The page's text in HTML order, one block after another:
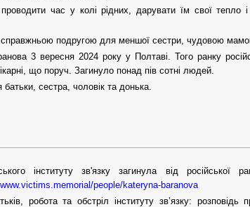
час у колі рідних, дарувати їм свої тепло і
подругою для меншої сестри, чудовою
3 вересня 2024 року у Полтаві. Того ранку
що поруч. Загинуло понад пів сотні людей.
сестра, чоловік та донька.
інституту зв'язку загинула від російської
people/kateryna-baranova
робота та обстріл інституту зв’язку: